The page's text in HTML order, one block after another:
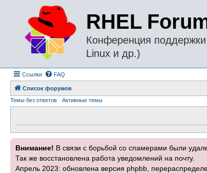
RHEL
Конференция
Linux и др.)
Ссылки FAQ
Список форумов
Темы без ответов
Активные темы
Внимание! В связи с борьбой со спамерами были
Так же восстановлена работа уведомлений на почту.
Апрель 2023: обновлена версия phpbb,